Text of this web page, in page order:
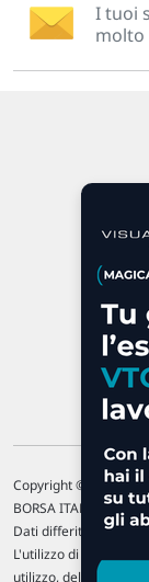
I tuoi
molto
Copyright © 1996-
BORSA ITALIANA
Dati differiti di 15
L'utilizzo di questo
utilizzo, del